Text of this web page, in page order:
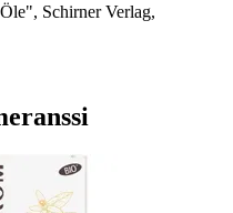
Schirner Verlag,